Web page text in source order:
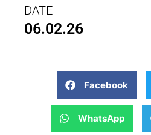
DATE
06.02.26
Facebook
WhatsApp